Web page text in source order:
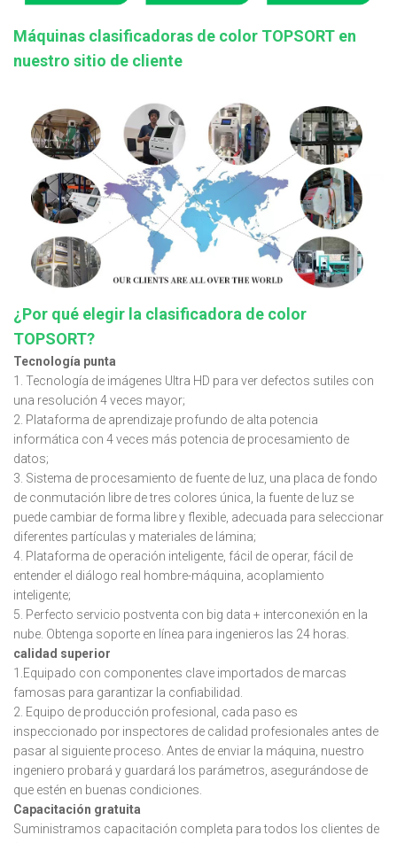
Máquinas clasificadoras de color TOPSORT en
nuestro sitio de cliente
¿Por qué elegir la clasificadora de color
TOPSORT?
Tecnología punta
1. Tecnología de imágenes Ultra HD para ver defectos sutiles con
una resolución 4 veces mayor;
2. Plataforma de aprendizaje profundo de alta potencia
informática con 4 veces más potencia de procesamiento de
datos;
3. Sistema de procesamiento de fuente de luz, una placa de fondo
de conmutación libre de tres colores única, la fuente de luz se
puede cambiar de forma libre y flexible, adecuada para seleccionar
diferentes partículas y materiales de lámina;
4. Plataforma de operación inteligente, fácil de operar, fácil de
entender el diálogo real hombre-máquina, acoplamiento
inteligente;
5. Perfecto servicio postventa con big data + interconexión en la
nube. Obtenga soporte en línea para ingenieros las 24 horas.
calidad superior
1.Equipado con componentes clave importados de marcas
famosas para garantizar la confiabilidad.
2. Equipo de producción profesional, cada paso es
inspeccionado por inspectores de calidad profesionales antes de
pasar al siguiente proceso. Antes de enviar la máquina, nuestro
ingeniero probará y guardará los parámetros, asegurándose de
que estén en buenas condiciones.
Capacitación gratuita
Suministramos capacitación completa para todos los clientes de